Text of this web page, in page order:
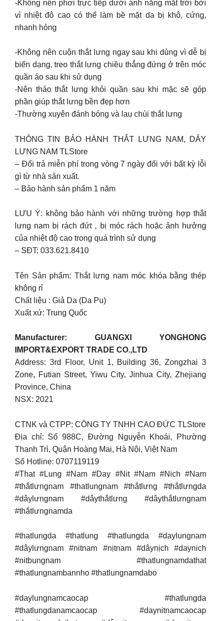
-Không nên phơi trực tiếp dưới ánh nắng mặt trời bởi
vì nhiệt đô cao có thể làm bề mặt da bị khô, cứng,
nhanh hỏng
-Không nên cuộn thắt lưng ngay sau khi dùng vì dễ bị
biến dạng, treo thắt lưng chiều thẳng đứng ở trên móc
quần áo sau khi sử dụng
-Nên tháo thắt lưng khỏi quần sau khi mặc sẽ góp
phần giúp thắt lưng bền đẹp hơn
-Thường xuyên đánh bóng và lau chùi thắt lưng
THÔNG TIN BẢO HÀNH THẮT LƯNG NAM, DÂY
LƯNG NAM TLStore
– Đổi trả miễn phí trong vòng 7 ngày đối với bất kỳ lỗi
gì từ nhà sản xuất.
– Bảo hành sản phẩm 1 năm
LƯU Ý: không bảo hành với những trường hợp thắt
lưng nam bị rách đứt , bị móc rách hoặc ảnh hưởng
của nhiệt độ cao trong quá trình sử dụng
– SĐT: 033.621.8410
Tên Sản phẩm: Thắt lưng nam móc khóa bằng thép
không rỉ
Chất liệu : Giả Da (Da Pu)
Xuất xứ: Trung Quốc
Manufacturer: GUANGXI YONGHONG
IMPORT&EXPORT TRADE CO.,LTD
Address: 3rd Floor, Unit 1, Building 36, Zongzhai 3
Zone, Futian Street, Yiwu City, Jinhua City, Zhejiang
Province, China
NSX: 2021
CTNK và CTPP: CÔNG TY TNHH CAO ĐỨC TLStore
Địa chỉ: Số 988C, Đường Nguyễn Khoái, Phường
Thanh Trì, Quận Hoàng Mai, Hà Nội, Việt Nam
Số Hotline: 0707119119
#That #Lung #Nam #Day #Nit #Nam #Nich #Nam
#thắtlưngnam #thatlungnam #thắtlưng #thắtlưngda
#dâylưngnam #dâythắtlưng #dâythắtlưngnam
#thắtlưngnamda
#thatlungda #thatlung #thatlungda #daylungnam
#dâylưngnam #nitnam #nịtnam #dâynịch #daynich
#nitbungnam #thatlungnamdathat
#thatlungnambannho #thatlungnamdabo
#daylungnamcaocap #thatlungda
#thatlungdanamcaocap #daynitnamcaocap